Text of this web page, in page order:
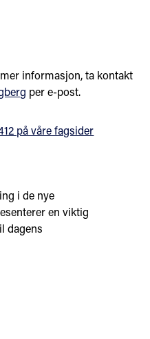
informasjon, ta kontakt
per e-post.
på våre fagsider
i de nye
en viktig
dagens